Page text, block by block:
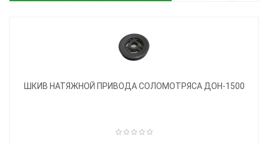
ШКИВ НАТЯЖНОЙ ПРИВОДА СОЛОМОТРЯСА ДОН-1500